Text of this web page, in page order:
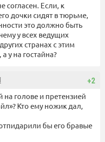
согласен. Если, к
дочки сидят в тюрьме,
это должно быть
у всех ведущих
странах с этим
у на гостайна?
+2
на голове и претензией
Кто ему ножик дал,
бы его бравые